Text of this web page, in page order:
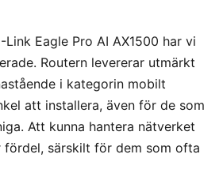
Eagle Pro AI AX1500 har vi
Routern levererar utmärkt
i kategorin mobilt
att installera, även för de som
Att kunna hantera nätverket
fördel, särskilt för dem som ofta